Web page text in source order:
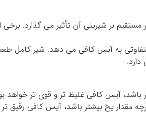
بر شیرینی آن تأثیر می گذارد.
به آیس کافی می دهد. شیر کامل
آیس کافی غلیظ تر و قوی تر خواهد
مقدار یخ بیشتر باشد، آیس کافی رقیق